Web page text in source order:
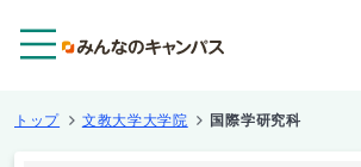
トップ 文教大学大学院 国際学研究科